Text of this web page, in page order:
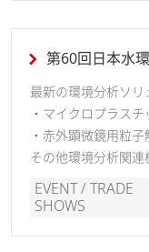
第60回日本水
最新の環境分析ソリ
・マイクロプラス
・赤外顕微鏡用粒
その他環境分析関連
EVENT / TRADE
SHOWS